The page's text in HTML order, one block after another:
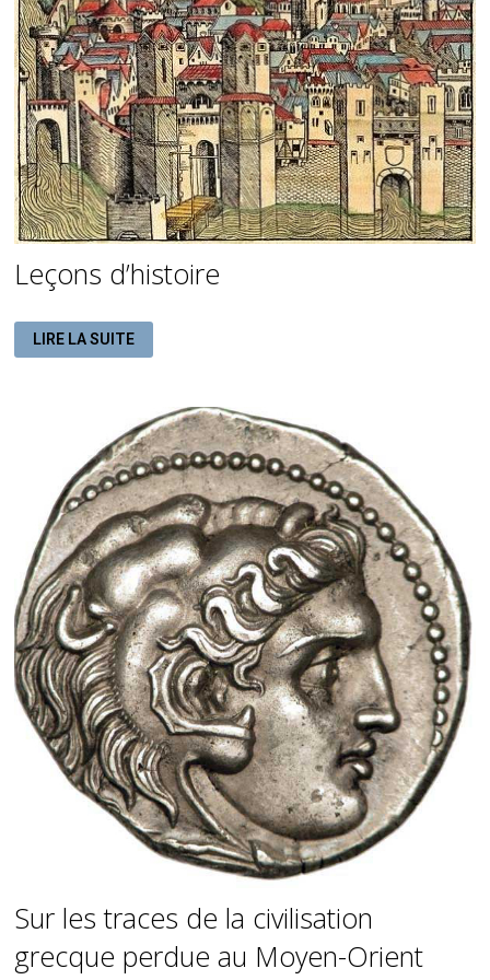
Leçons d’histoire
LEÇONS
D’HISTOIRE
LIRE LA SUITE
Sur les traces de la civilisation
grecque perdue au Moyen-Orient